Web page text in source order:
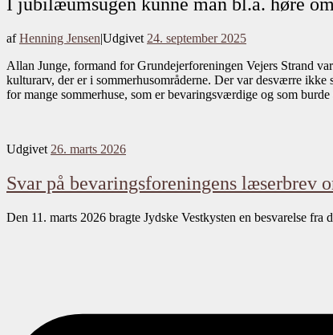
afHenning Jensen|Udgivet 24. september 2025
Allan Junge, formand for Grundejerforeningen Vejers Strand
kulturarv, der er i sommerhusområderne. Der var desværre
for mange sommerhuse, som er bevaringsværdige og som
Udgivet 26. marts 2026
Svar på bevaringsforeningens læserbrev
Den 11. marts 2026 bragte Jydske Vestkysten en besvarelse